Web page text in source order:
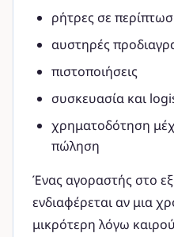
ρήτρες σε
αυστηρές
πιστοποιήσεις
συσκευασία και
χρηματοδότηση
πώληση
Ένας αγοραστής στο
ενδιαφέρεται αν μια
μικρότερη λόγω